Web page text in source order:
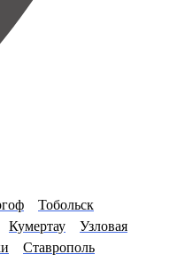
Тобольск
Кумертау
Узловая
Ставрополь